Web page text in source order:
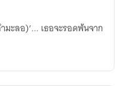
มะลอ)’... เธอจะรอดพ้นจาก